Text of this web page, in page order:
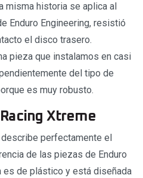
misma historia se aplica al
Enduro Engineering, resistió
el disco trasero.
pieza que instalamos en casi
del tipo de
es muy robusto.
Xtreme
perfectamente el
de las piezas de Enduro
es de plástico y está diseñada